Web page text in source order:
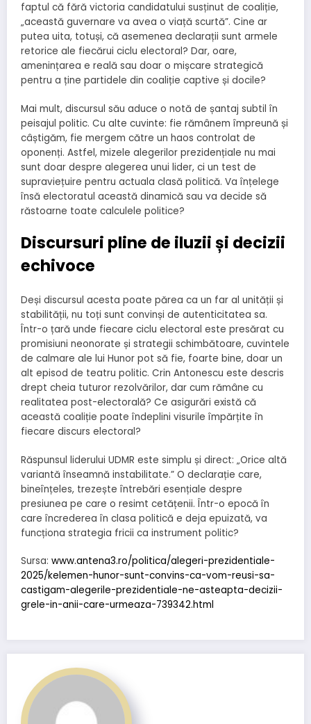
faptul că fără victoria candidatului susținut de coaliție,
„această guvernare va avea o viață scurtă”. Cine ar
putea uita, totuși, că asemenea declarații sunt armele
retorice ale fiecărui ciclu electoral? Dar, oare,
amenințarea e reală sau doar o mișcare strategică
pentru a ține partidele din coaliție captive și docile?
Mai mult, discursul său aduce o notă de șantaj subtil în
peisajul politic. Cu alte cuvinte: fie rămânem împreună și
câștigăm, fie mergem către un haos controlat de
oponenți. Astfel, mizele alegerilor prezidențiale nu mai
sunt doar despre alegerea unui lider, ci un test de
supraviețuire pentru actuala clasă politică. Va înțelege
însă electoratul această dinamică sau va decide să
răstoarne toate calculele politice?
Discursuri pline de iluzii și decizii
echivoce
Deși discursul acesta poate părea ca un far al unității și
stabilității, nu toți sunt convinși de autenticitatea sa.
Într-o țară unde fiecare ciclu electoral este presărat cu
promisiuni neonorate și strategii schimbătoare, cuvintele
de calmare ale lui Hunor pot să fie, foarte bine, doar un
alt episod de teatru politic. Crin Antonescu este descris
drept cheia tuturor rezolvărilor, dar cum rămâne cu
realitatea post-electorală? Ce asigurări există că
această coaliție poate îndeplini visurile împărțite în
fiecare discurs electoral?
Răspunsul liderului UDMR este simplu și direct: „Orice altă
variantă înseamnă instabilitate.” O declarație care,
bineînțeles, trezește întrebări esențiale despre
presiunea pe care o resimt cetățenii. Într-o epocă în
care încrederea în clasa politică e deja epuizată, va
funcționa strategia fricii ca instrument politic?
Sursa: www.antena3.ro/politica/alegeri-prezidentiale-
2025/kelemen-hunor-sunt-convins-ca-vom-reusi-sa-
castigam-alegerile-prezidentiale-ne-asteapta-decizii-
grele-in-anii-care-urmeaza-739342.html